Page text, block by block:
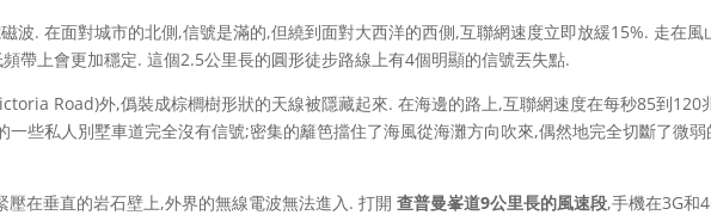
波. 在面對城市的北側,信號是滿的,但繞到面對大西洋的西側,互聯網速度立即放緩15%. 走在風
帶上會更加穩定. 這個2.5公里長的圓形徒步路線上有4個明顯的信號丟失點.
Road)外,僞裝成棕櫚樹形狀的天線被隱藏起來. 在海邊的路上,互聯網速度在每秒85到120
一些私人別墅車道完全沒有信號;密集的籬笆擋住了海風從海灘方向吹來,偶然地完全切斷了微弱
壓在垂直的岩石壁上,外界的無線電波無法進入. 打開查普曼峯道9公里長的風速段,手機在3G和